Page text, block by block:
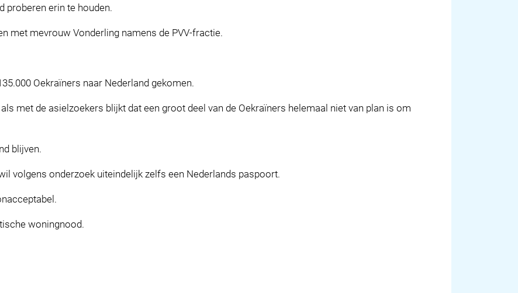
proberen erin te houden.
met mevrouw Vonderling namens de PVV-fractie.
Oekraïners naar Nederland gekomen.
met de asielzoekers blijkt dat een groot deel van de Oekraïners helemaal niet van plan is om
blijven.
volgens onderzoek uiteindelijk zelfs een Nederlands paspoort.
woningnood.